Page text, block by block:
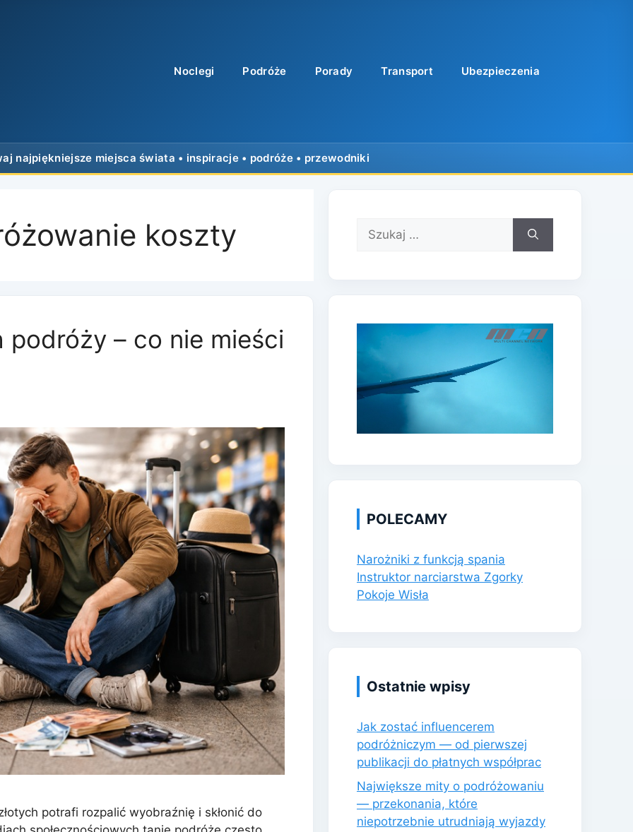
Noclegi Podróże Porady Transport Ubezpieczenia
koszty
– co nie mieści
potrafi rozpalić wyobraźnię i skłonić do
Szukaj:
POLECAMY
Narożniki z funkcją spania
Instruktor narciarstwa Zgorky
Pokoje Wisła
Ostatnie wpisy
Jak zostać influencerem
podróżniczym — od pierwszej
publikacji do płatnych współprac
Największe mity o podróżowaniu
— przekonania, które
niepotrzebnie utrudniają wyjazdy